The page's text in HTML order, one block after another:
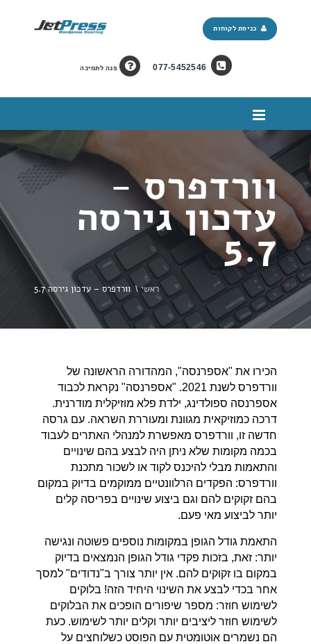
077-5452546 פנה לתמיכה
כניסת לקוחות
וורדפרס -
עדכון גירסה
5.7
ראשי \ וורדפרס – עדכון גירסה 5.7
הכירו את "אספרנסה", המהדורה הראשונה של
וורדפרס לשנת 2021. "אספרנסה" נקראת לכבוד
אספרנסה ספולדינג, ילדת פלא מוזיקלית מודרנית.
דרכה כמוזיקאית מגוונת ומעוררת השראה. עם גרסה
חדשה זו, וורדפרס מאפשרת למנהלי האתרים לעבוד
בכמה מקומות שלא ניתן היה לבצע בהם שינויים
והתאמות מבלי להיכנס לקוד או לשכור מתכנת
וורדפרס: הפקדים הרלוונטיים ממוקמים בדיוק במקום
בהם זקוקים להם וגם ביצוע שינויים בפריסה קלים
יותר לביצוע מאי פעם.
התאמת גודל הגופן במקומות נוספים פשוטה ונגישה
יותר: זאת, בזכות פקדי גודל הגופן הנמצאים בדיוק
במקום בו זקוקים להם. אין יותר צורך ב"נדודים" למסך
אחר בכדי לבצע את השינוי היחיד הזה! בלוקים
לשימוש חוזר: מספר שיפורים הופכים את הבלוקים
לשימוש חוזר ליציבים יותר וקלים יותר לשימוש. כעת
הם נשמרים אוטומטית עם הפוסט כשלוחצים על